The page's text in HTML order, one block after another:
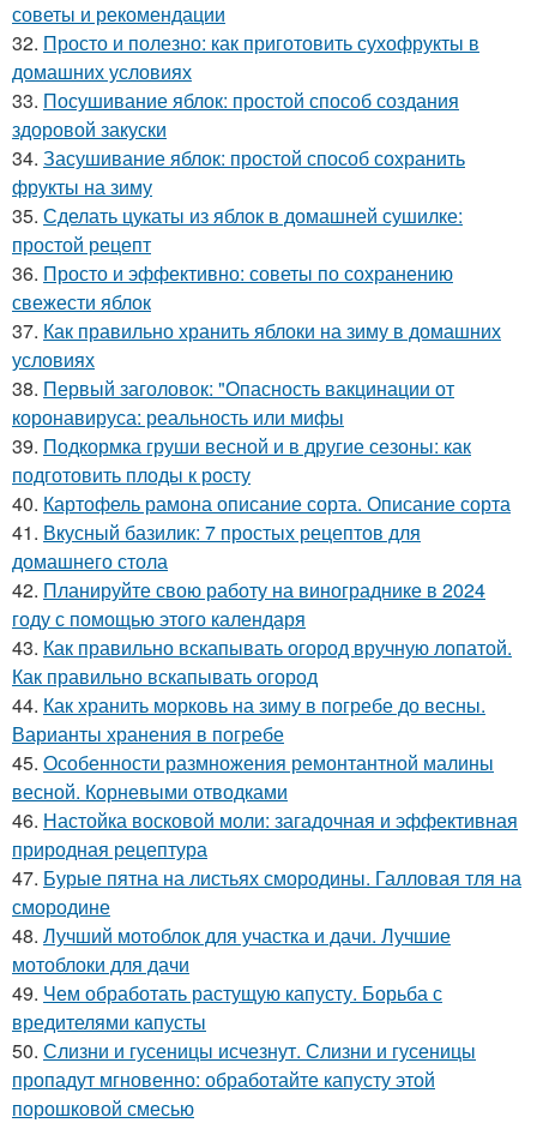
советы и рекомендации
32. Просто и полезно: как приготовить сухофрукты в
домашних условиях
33. Посушивание яблок: простой способ создания
здоровой закуски
34. Засушивание яблок: простой способ сохранить
фрукты на зиму
35. Сделать цукаты из яблок в домашней сушилке:
простой рецепт
36. Просто и эффективно: советы по сохранению
свежести яблок
37. Как правильно хранить яблоки на зиму в домашних
условиях
38. Первый заголовок: "Опасность вакцинации от
коронавируса: реальность или мифы
39. Подкормка груши весной и в другие сезоны: как
подготовить плоды к росту
40. Картофель рамона описание сорта. Описание сорта
41. Вкусный базилик: 7 простых рецептов для
домашнего стола
42. Планируйте свою работу на винограднике в 2024
году с помощью этого календаря
43. Как правильно вскапывать огород вручную лопатой.
Как правильно вскапывать огород
44. Как хранить морковь на зиму в погребе до весны.
Варианты хранения в погребе
45. Особенности размножения ремонтантной малины
весной. Корневыми отводками
46. Настойка восковой моли: загадочная и эффективная
природная рецептура
47. Бурые пятна на листьях смородины. Галловая тля на
смородине
48. Лучший мотоблок для участка и дачи. Лучшие
мотоблоки для дачи
49. Чем обработать растущую капусту. Борьба с
вредителями капусты
50. Слизни и гусеницы исчезнут. Слизни и гусеницы
пропадут мгновенно: обработайте капусту этой
порошковой смесью